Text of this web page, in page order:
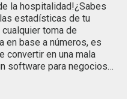
la hospitalidad!¿Sabes
estadísticas de tu
toma de
en base a números, es
convertir en una mala
software para negocios…